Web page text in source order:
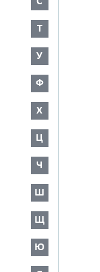
Т
У
Ф
Х
Ц
Ч
Ш
Щ
Ю